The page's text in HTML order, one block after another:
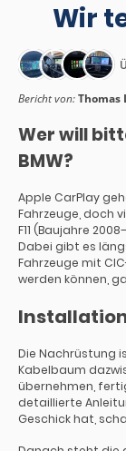
Wir
Bericht von:Thomas
Wer will
BMW?
Apple CarPlay
Fahrzeuge, doch
F11 (Baujahre
Dabei gibt es
Fahrzeuge mit
werden können,
Die Nachrüstung
Kabelbaum
übernehmen,
detaillierte
Geschick hat,